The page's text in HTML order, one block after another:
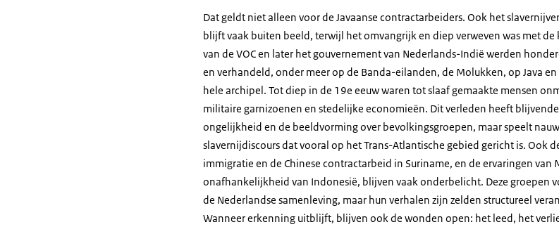
Dat geldt niet alleen voor de Javaanse contractarbeiders. Ook het
blijft vaak buiten beeld, terwijl het omvangrijk en diep verweven was met
van de VOC en later het gouvernement van Nederlands-Indië werden
en verhandeld, onder meer op de Banda-eilanden, de Molukken, op Java
hele archipel. Tot diep in de 19e eeuw waren tot slaaf gemaakte mensen
militaire garnizoenen en stedelijke economieën. Dit verleden heeft
ongelijkheid en de beeldvorming over bevolkingsgroepen, maar speelt
slavernijdiscours dat vooral op het Trans-Atlantische gebied gericht is. Ook
immigratie en de Chinese contractarbeid in Suriname, en de ervaringen van
onafhankelijkheid van Indonesië, blijven vaak onderbelicht. Deze groepen
de Nederlandse samenleving, maar hun verhalen zijn zelden structureel
Wanneer erkenning uitblijft, blijven ook de wonden open: het leed, het